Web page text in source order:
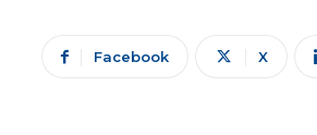
Facebook X